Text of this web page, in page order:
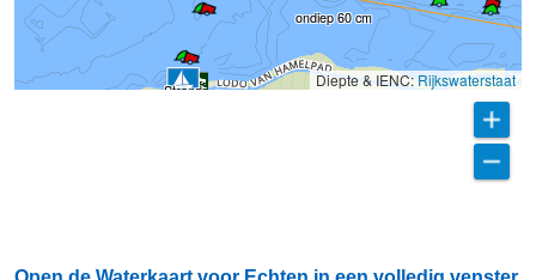
Strand
ondiep 60 cm
Diepte & IENC:Rijkswaterstaat